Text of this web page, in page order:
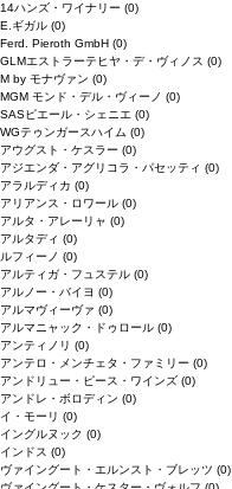
14ハンズ・ワイナリー (0)
E.ギガル (0)
Ferd. Pieroth GmbH (0)
GLMエストラーテヒヤ・デ・ヴィノス (0)
M by モナヴァン (0)
MGM モンド・デル・ヴィーノ (0)
SASピエール・シェニエ (0)
WGテゥンガースハイム (0)
アウグスト・ケスラー (0)
アジエンダ・アグリコラ・パセッティ (0)
アラルディカ (0)
アリアンス・ロワール (0)
アルタ・アレーリャ (0)
アルタディ (0)
ルフィーノ (0)
アルティガ・フュステル (0)
アルノー・バイヨ (0)
アルマヴィーヴァ (0)
アルマニャック・ドゥロール (0)
アンティノリ (0)
アンテロ・メンチェタ・ファミリー (0)
アンドリュー・ピース・ワインズ (0)
アンドレ・ボロディン (0)
イ・モーリ (0)
イングルヌック (0)
インドス (0)
ヴァイングート・エルンスト・ブレッツ (0)